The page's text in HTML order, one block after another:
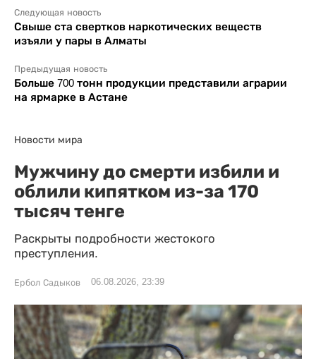
Следующая новость
Свыше ста свертков наркотических веществ
изъяли у пары в Алматы
Предыдущая новость
Больше 700 тонн продукции представили аграрии
на ярмарке в Астане
Новости мира
Мужчину до смерти избили и
облили кипятком из-за 170
тысяч тенге
Раскрыты подробности жестокого
преступления.
Ербол Садыков 06.08.2026, 23:39